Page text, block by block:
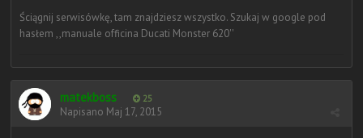
Ściągnij serwisówkę, tam znajdziesz wszystko. Szukaj w google pod
hasłem ,,manuale officina Ducati Monster 620''
matekboss 25
Napisano Maj 17, 2015